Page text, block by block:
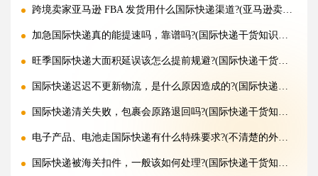
跨境卖家亚马逊 FBA 发货用什么国际快递渠道?(亚马逊卖家必看篇)
加急国际快递真的能提速吗，靠谱吗?(国际快递干货知识分享)
旺季国际快递大面积延误该怎么提前规避?(国际快递干货知识分享)
国际快递迟迟不更新物流，是什么原因造成的?(国际快递干货知识分享)
国际快递清关失败，包裹会原路退回吗?(国际快递干货知识分享)
电子产品、电池走国际快递有什么特殊要求?(不清楚的外贸人看过来)
国际快递被海关扣件，一般该如何处理?(国际快递干货知识分享)